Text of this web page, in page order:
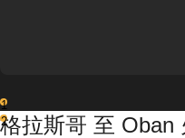
1
2
格拉斯哥 至 Oban